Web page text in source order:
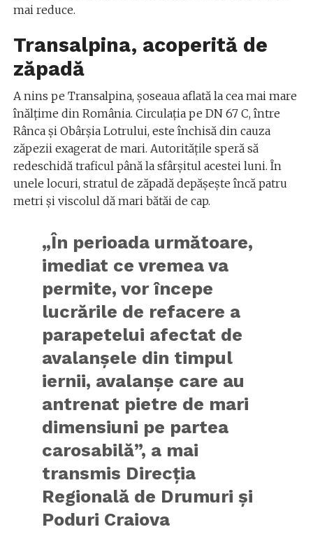
mai reduce.
Transalpina, acoperită de
zăpadă
A nins pe Transalpina, șoseaua aflată la cea mai mare
înălțime din România. Circulația pe DN 67 C, între
Rânca și Obârșia Lotrului, este închisă din cauza
zăpezii exagerat de mari. Autoritățile speră să
redeschidă traficul până la sfârșitul acestei luni. În
unele locuri, stratul de zăpadă depășește încă patru
metri și viscolul dă mari bătăi de cap.
„În perioada următoare,
imediat ce vremea va
permite, vor începe
lucrările de refacere a
parapetelui afectat de
avalanșele din timpul
iernii, avalanșe care au
antrenat pietre de mari
dimensiuni pe partea
carosabilă”, a mai
transmis Direcția
Regională de Drumuri și
Poduri Craiova